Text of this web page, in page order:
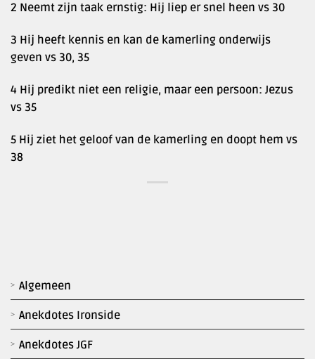
Algemeen
Anekdotes Ironside
Anekdotes JGF
2 Neemt zijn taak ernstig: Hij liep er snel heen vs 30
3 Hij heeft kennis en kan de kamerling onderwijs
geven vs 30, 35
4 Hij predikt niet een religie, maar een persoon: Jezus
vs 35
5 Hij ziet het geloof van de kamerling en doopt hem vs
38